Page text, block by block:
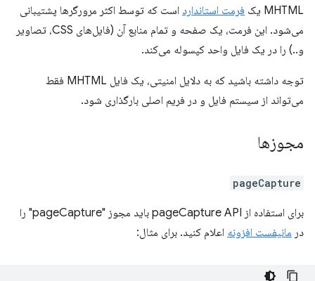
MHTML یک فرمت استاندارد است که توسط اکثر مرورگرها پشتیبانی
می‌شود. این فرمت، یک صفحه و تمام منابع آن (فایل‌های CSS، تصاویر
و..) را در یک فایل واحد کپسوله می‌کند.
توجه داشته باشید که به دلایل امنیتی، یک فایل MHTML فقط
می‌تواند از سیستم فایل و در فریم اصلی بارگذاری شود.
مجوزها
pageCapture
برای استفاده از pageCapture API باید مجوز "pageCapture" را
در مانیفست افزونه اعلام کنید. برای مثال: